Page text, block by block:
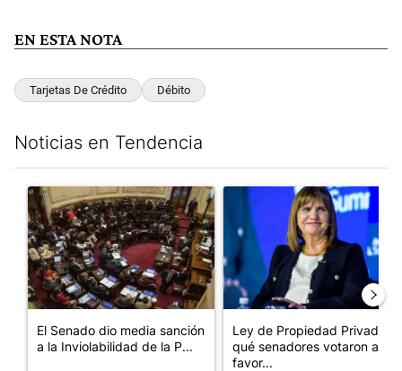
EN ESTA NOTA
Tarjetas De Crédito Débito
Noticias en Tendencia
Un artículo de tendencia con el título "El Senado dio media
El Senado dio media sanción
a la Inviolabilidad de la P...
Un artículo de tendencia
Ley de Propiedad Privada:
qué senadores votaron a
favor...